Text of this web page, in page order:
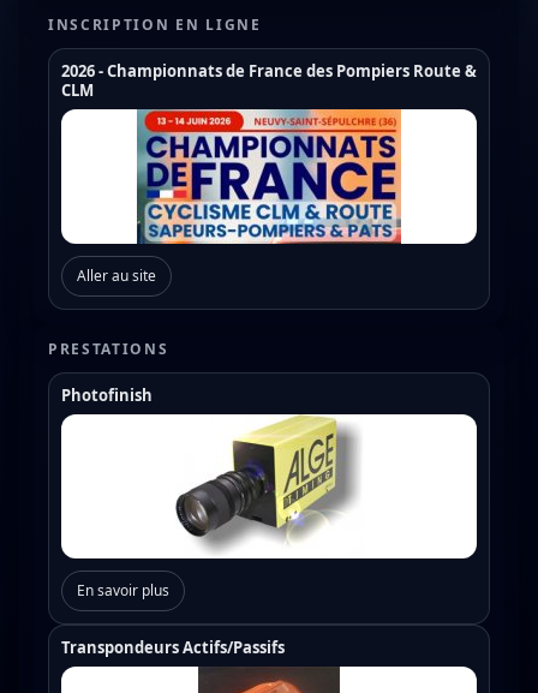
Coupe de France U17
Coupe de France U19
Trophée de France
INSCRIPTION EN LIGNE
2026 - Championnats de France des Pompiers Route &
CLM
Aller au site
PRESTATIONS
Photofinish
En savoir plus
Transpondeurs Actifs/Passifs